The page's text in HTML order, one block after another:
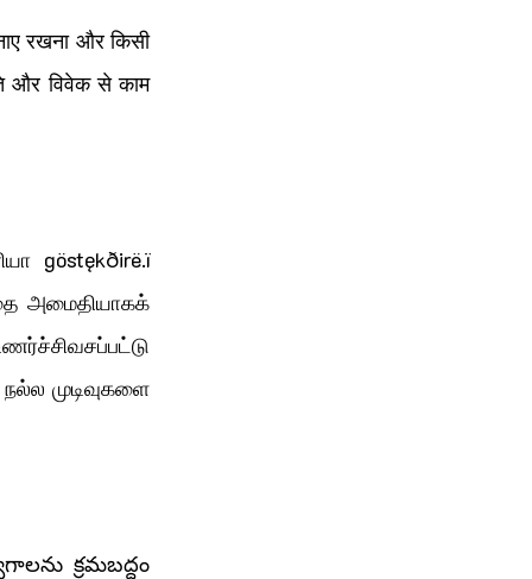
रखना और किसी
और विवेक से काम
göstękðirë.ï
அமைதியாகக்
முடிவுகளை
క్రమబద్ధం